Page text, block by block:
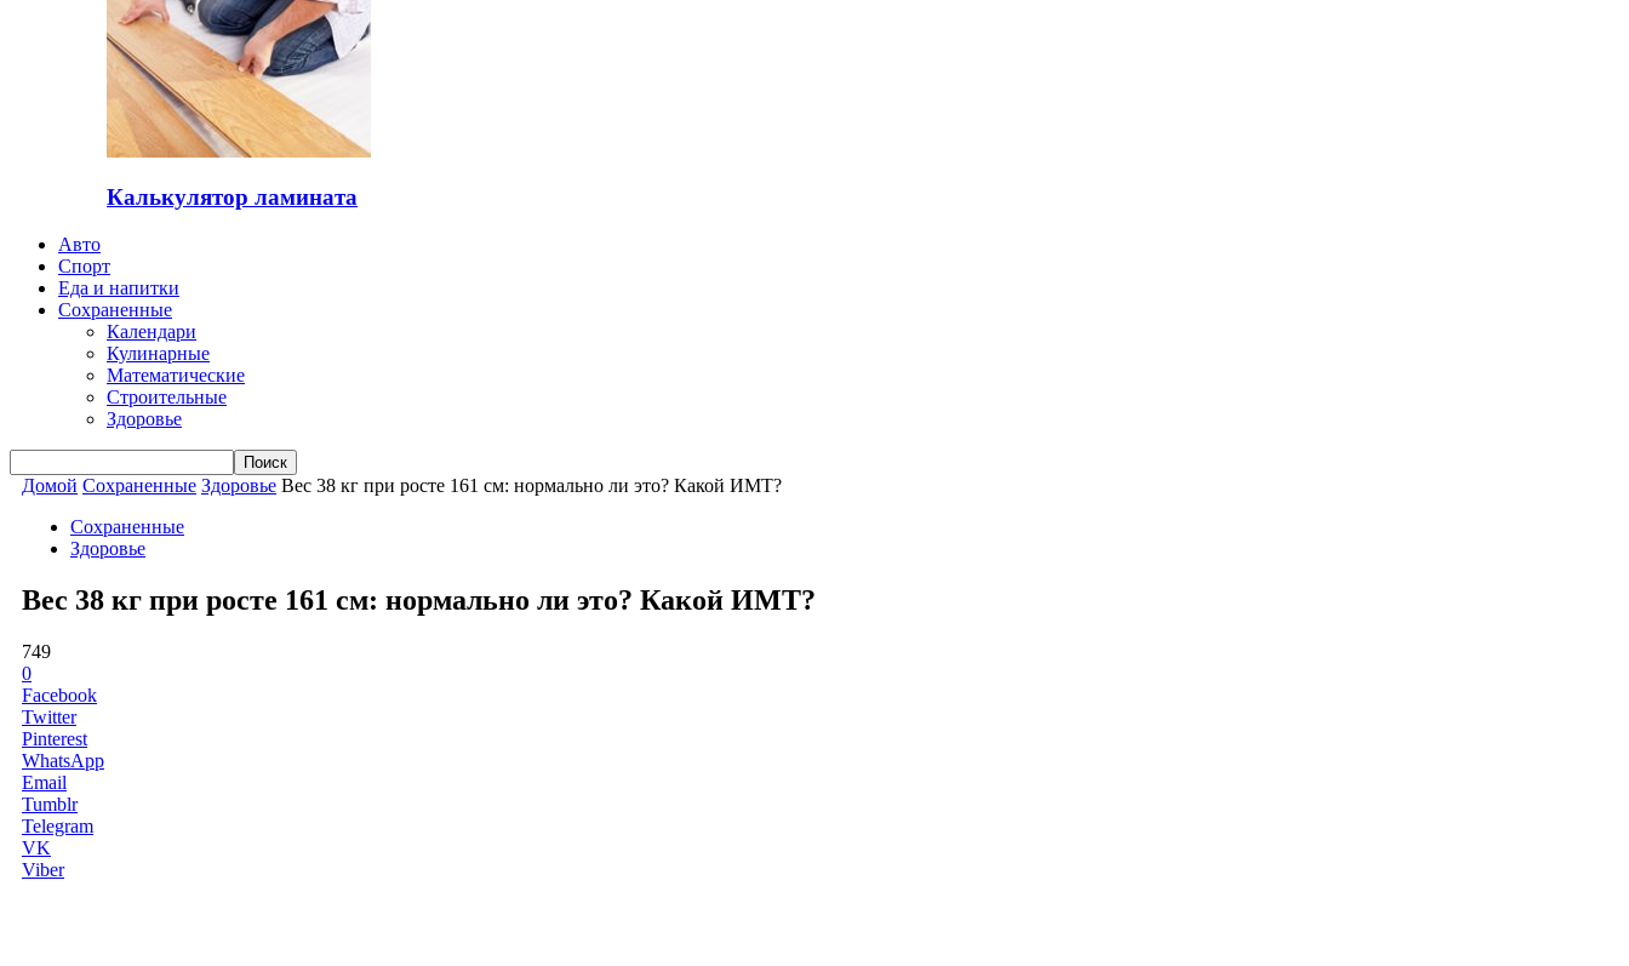
Калькулятор ламината
Авто
Спорт
Еда и напитки
Сохраненные
Календари
Кулинарные
Математические
Строительные
Здоровье
Домой Сохраненные Здоровье Вес 38 кг при росте 161 см: нормально ли это? Какой ИМТ?
Сохраненные
Здоровье
Вес 38 кг при росте 161 см: нормально ли это? Какой ИМТ?
749
0
Facebook
Twitter
Pinterest
WhatsApp
Email
Tumblr
Telegram
VK
Viber